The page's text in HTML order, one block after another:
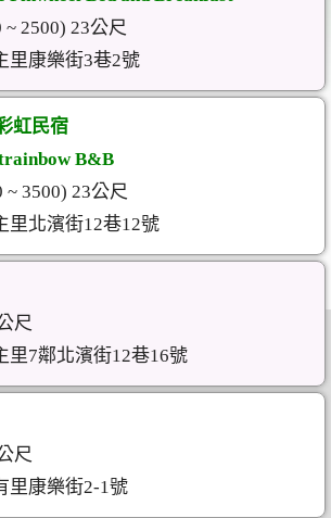
~ 2500) 23公尺
里康樂街3巷2號
虹民宿
B&B
~ 3500) 23公尺
里北濱街12巷12號
尺
里7鄰北濱街12巷16號
尺
里康樂街2-1號